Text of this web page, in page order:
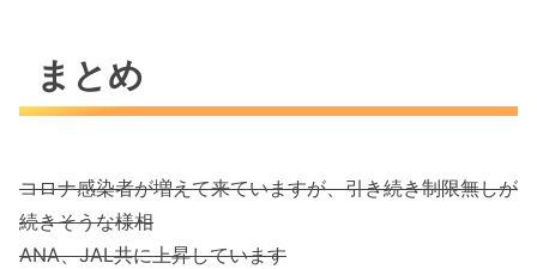
まとめ
コロナ感染者が増えて来ていますが、引き続き制限無しが
続きそうな様相
ANA、JAL共に上昇しています